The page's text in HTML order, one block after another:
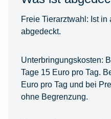
Freie Tierarztwahl: Ist in
abgedeckt.
Unterbringungskosten:
Tage 15 Euro pro Tag.
Euro pro Tag und bei
ohne Begrenzung.